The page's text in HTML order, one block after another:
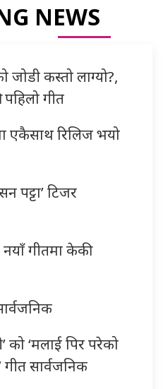
NEWS
जोडी कस्तो लाग्यो?,
पहिलो गीत
एकैसाथ रिलिज भयो
पट्टा’ टिजर
नयाँ गीतमा केकी
को ‘मलाई पिर परेको
गीत सार्वजनिक